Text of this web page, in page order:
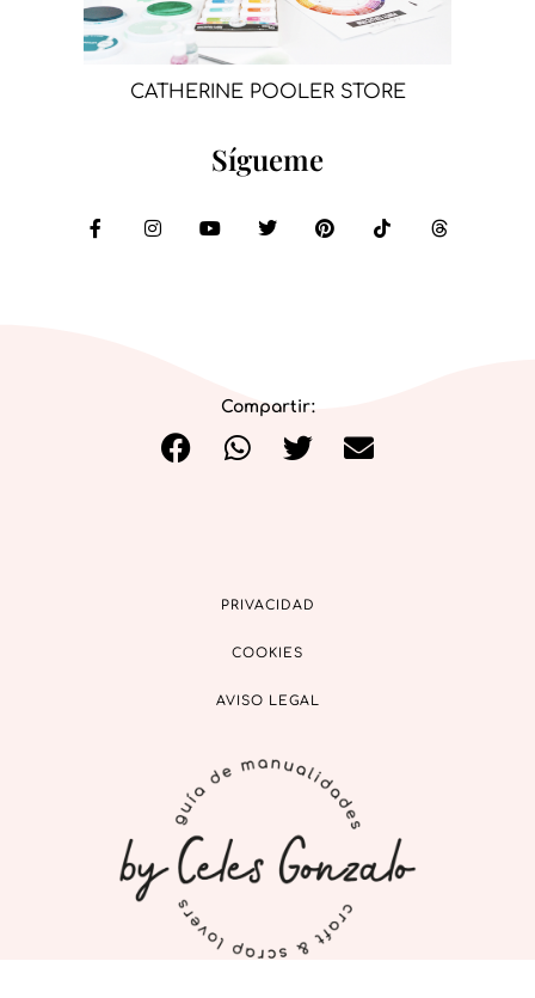
CATHERINE POOLER STORE
Sígueme
Compartir:
PRIVACIDAD
COOKIES
AVISO LEGAL